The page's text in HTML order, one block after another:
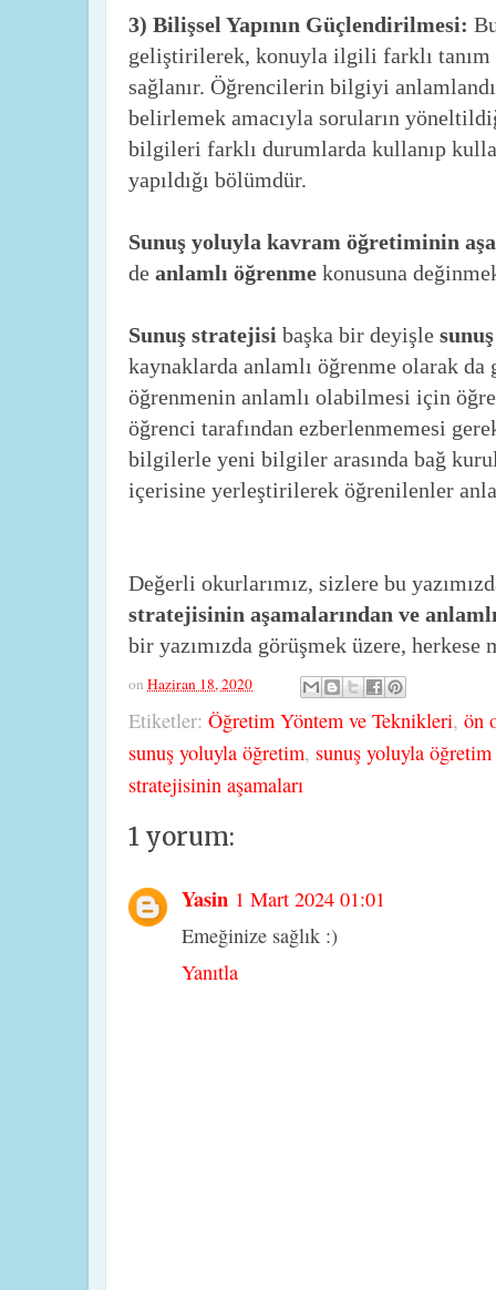
3) Bilişsel Yapının Güçlendirilmesi:
geliştirilerek, konuyla ilgili farklı tanım
sağlanır. Öğrencilerin bilgiyi
belirlemek amacıyla soruların
bilgileri farklı durumlarda kullanıp
yapıldığı bölümdür.
Sunuş yoluyla kavram öğretiminin
de anlamlı öğrenme konusuna
Sunuş stratejisi başka bir deyişle
kaynaklarda anlamlı öğrenme olarak da
öğrenmenin anlamlı olabilmesi için
öğrenci tarafından ezberlenmemesi
bilgilerle yeni bilgiler arasında bağ
içerisine yerleştirilerek öğrenilenler
Değerli okurlarımız, sizlere bu
stratejisinin aşamalarından ve
bir yazımızda görüşmek üzere,
on Haziran 18, 2020
Etiketler: Öğretim Yöntem ve Teknikleri, ön
sunuş yoluyla öğretim, sunuş yoluyla
stratejisinin aşamaları
1 yorum:
Yasin 1 Mart 2024 01:01
Emeğinize sağlık :)
Yanıtla